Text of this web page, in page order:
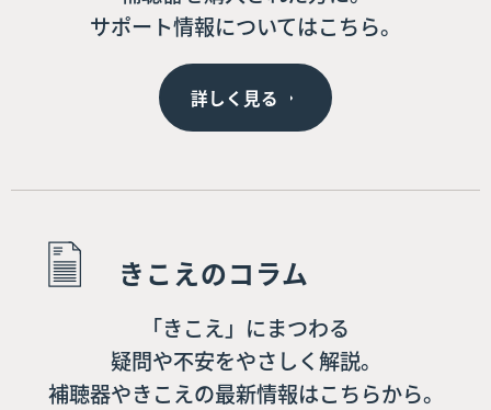
サポート情報についてはこちら。
詳しく見る
きこえのコラム
「きこえ」にまつわる
疑問や不安をやさしく解説。
補聴器やきこえの最新情報はこちらから。